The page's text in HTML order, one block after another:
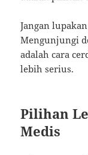
Jangan
Mengunjungi
adalah cara
lebih serius.
Pilihan
Medis